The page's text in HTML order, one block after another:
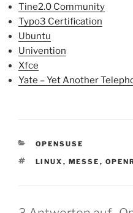
Tine2.0 Community
Typo3 Certification
Ubuntu
Univention
Xfce
Yate – Yet Another
KATEGORIEN
OPENSUSE
SCHLAGWÖRTER
LINUX , MESSE ,